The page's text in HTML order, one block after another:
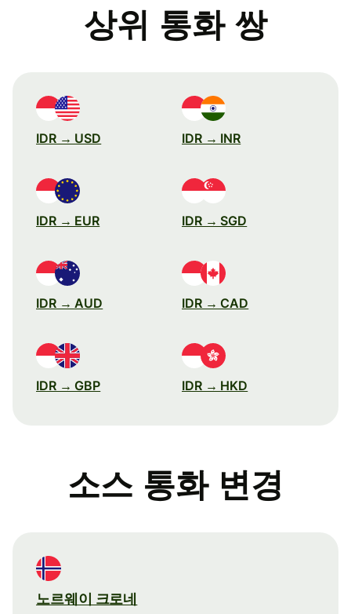
상위 통화 쌍
IDR → USD IDR → INR
IDR → EUR IDR → SGD
IDR → AUD IDR → CAD
IDR → GBP IDR → HKD
소스 통화 변경
노르웨이 크로네